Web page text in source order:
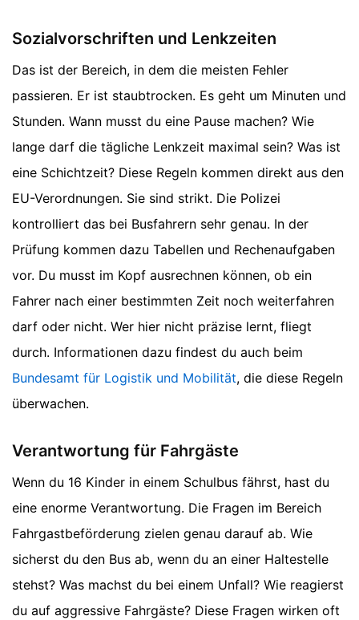
Sozialvorschriften und Lenkzeiten
Das ist der Bereich, in dem die meisten Fehler
passieren. Er ist staubtrocken. Es geht um Minuten und
Stunden. Wann musst du eine Pause machen? Wie
lange darf die tägliche Lenkzeit maximal sein? Was ist
eine Schichtzeit? Diese Regeln kommen direkt aus den
EU-Verordnungen. Sie sind strikt. Die Polizei
kontrolliert das bei Busfahrern sehr genau. In der
Prüfung kommen dazu Tabellen und Rechenaufgaben
vor. Du musst im Kopf ausrechnen können, ob ein
Fahrer nach einer bestimmten Zeit noch weiterfahren
darf oder nicht. Wer hier nicht präzise lernt, fliegt
durch. Informationen dazu findest du auch beim
Bundesamt für Logistik und Mobilität, die diese Regeln
überwachen.
Verantwortung für Fahrgäste
Wenn du 16 Kinder in einem Schulbus fährst, hast du
eine enorme Verantwortung. Die Fragen im Bereich
Fahrgastbeförderung zielen genau darauf ab. Wie
sicherst du den Bus ab, wenn du an einer Haltestelle
stehst? Was machst du bei einem Unfall? Wie reagierst
du auf aggressive Fahrgäste? Diese Fragen wirken oft